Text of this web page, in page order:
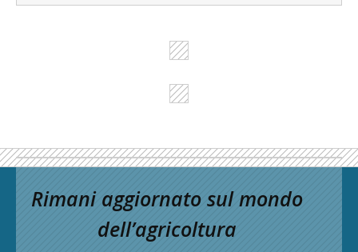
Rimani aggiornato sul mondo
dell’agricoltura